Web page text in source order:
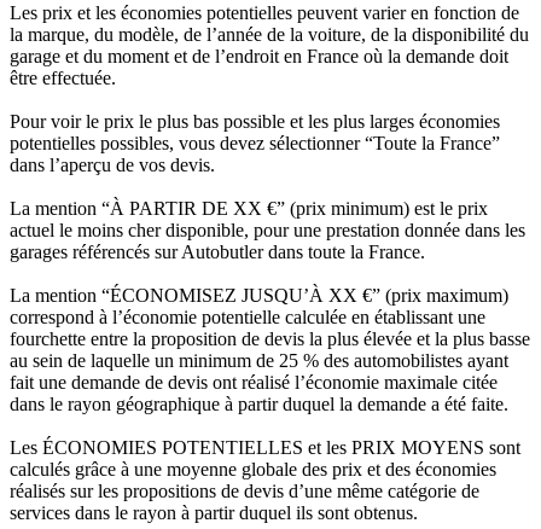
Les prix et les économies potentielles peuvent varier en fonction de
la marque, du modèle, de l’année de la voiture, de la disponibilité du
garage et du moment et de l’endroit en France où la demande doit
être effectuée.
Pour voir le prix le plus bas possible et les plus larges économies
potentielles possibles, vous devez sélectionner “Toute la France”
dans l’aperçu de vos devis.
La mention “À PARTIR DE XX €” (prix minimum) est le prix
actuel le moins cher disponible, pour une prestation donnée dans les
garages référencés sur Autobutler dans toute la France.
La mention “ÉCONOMISEZ JUSQU’À XX €” (prix maximum)
correspond à l’économie potentielle calculée en établissant une
fourchette entre la proposition de devis la plus élevée et la plus basse
au sein de laquelle un minimum de 25 % des automobilistes ayant
fait une demande de devis ont réalisé l’économie maximale citée
dans le rayon géographique à partir duquel la demande a été faite.
Les ÉCONOMIES POTENTIELLES et les PRIX MOYENS sont
calculés grâce à une moyenne globale des prix et des économies
réalisés sur les propositions de devis d’une même catégorie de
services dans le rayon à partir duquel ils sont obtenus.